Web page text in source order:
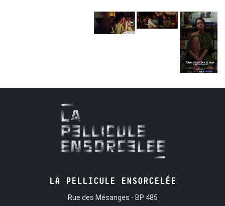
LA PELLICULE ENSORCELÉE
Rue des Mésanges - BP 485